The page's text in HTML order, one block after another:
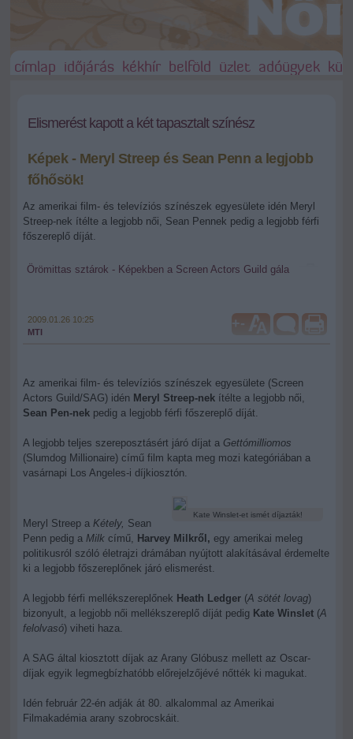
címlap időjárás kékhír belföld üzlet adóügyek
Elismerést kapott a két tapasztalt színész
Képek - Meryl Streep és Sean Penn a legjobb
főhősök!
Az amerikai film- és televíziós színészek egyesülete idén Meryl
Streep-nek ítélte a legjobb női, Sean Pennek pedig a legjobb férfi
főszereplő díját.
Örömittas sztárok - Képekben a Screen Actors Guild gála
2009.01.26 10:25
MTI
+-
Az amerikai film- és televíziós színészek egyesülete (Screen
Actors Guild/SAG) idén Meryl Streep-nekítélte a legjobb női,
Sean Pen-nekpedig a legjobb férfi főszereplő díját.
A legjobb teljes szereposztásért járó díjat a Gettómilliomos
(Slumdog Millionaire) című film kapta meg mozi kategóriában a
vasárnapi Los Angeles-i díjkiosztón.
Kate Winslet-et ismét díjazták!
Meryl Streep a Kétely, Sean
Penn pedig a Milk című, Harvey Milkről, egy amerikai meleg
politikusról szóló életrajzi drámában nyújtott alakításával érdemelte
ki a legjobb főszereplőnek járó elismerést.
A legjobb férfi mellékszereplőnek Heath Ledger (A sötét lovag)
bizonyult, a legjobb női mellékszereplő díját pedigKate Winslet (A
felolvasó) viheti haza.
A SAG által kiosztott díjak az Arany Glóbusz mellett az Oscar-
díjak egyik legmegbízhatóbb előrejelzőjévé nőtték ki magukat.
Idén február 22-én adják át 80. alkalommal az Amerikai
Filmakadémia arany szobrocskáit.